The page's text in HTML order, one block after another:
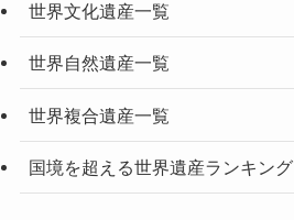
世界文化遺産一覧
世界自然遺産一覧
世界複合遺産一覧
国境を超える世界遺産ランキング